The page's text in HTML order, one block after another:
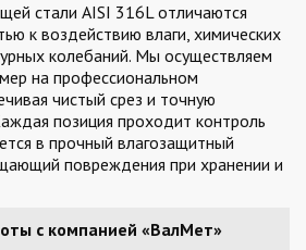
стали AISI 316L отличаются
к воздействию влаги, химических
колебаний. Мы осуществляем
на профессиональном
чистый срез и точную
позиция проходит контроль
в прочный влагозащитный
повреждения при хранении и
с компанией «ВалМет»